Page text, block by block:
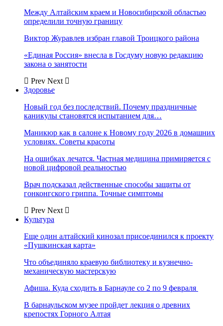
Между Алтайским краем и Новосибирской областью
определили точную границу
Виктор Журавлев избран главой Троицкого района
«Единая Россия» внесла в Госдуму новую редакцию
закона о занятости
Prev Next
Здоровье
Новый год без последствий. Почему праздничные
каникулы становятся испытанием для…
Маникюр как в салоне к Новому году 2026 в домашних
условиях. Советы красоты
На ошибках лечатся. Частная медицина примиряется с
новой цифровой реальностью
Врач подсказал действенные способы защиты от
гонконгского гриппа. Точные симптомы
Prev Next
Культура
Еще один алтайский кинозал присоединился к проекту
«Пушкинская карта»
Что объединяло краевую библиотеку и кузнечно-
механическую мастерскую
Афиша. Куда сходить в Барнауле со 2 по 9 февраля
В барнаульском музее пройдет лекция о древних
крепостях Горного Алтая